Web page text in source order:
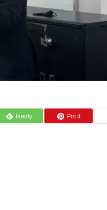
feedly Pin it